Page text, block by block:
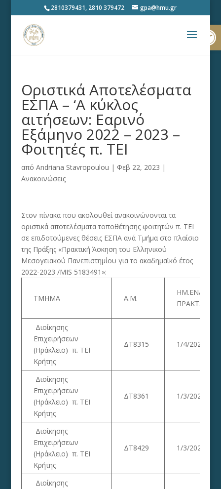
2810379431, 2810 379472 gpa@hmu.gr
Οριστικά Αποτελέσματα
ΕΣΠΑ – ‘Α κύκλος
αιτήσεων: Εαρινό
Εξάμηνο 2022 – 2023 –
Φοιτητές π. ΤΕΙ
από Andriana Stavropoulou | Φεβ 22, 2023 |
Ανακοινώσεις
Στον πίνακα που ακολουθεί ανακοινώνονται τα
οριστικά αποτελέσματα τοποθέτησης φοιτητών π. ΤΕΙ
σε επιδοτούμενες θέσεις ΕΣΠΑ ανά Τμήμα στο πλαίσιο
της Πράξης «Πρακτική Άσκηση του Ελληνικού
Μεσογειακού Πανεπιστημίου για το ακαδημαϊκό έτος
2022-2023 /MIS 5183491»:
ΤΜΗΜΑ Α.Μ.
ΗΜ.ΕΝΑΡ.
ΠΡΑΚΤ.
Διοίκησης
Επιχειρήσεων
(Ηράκλειο) π. ΤΕΙ
Κρήτης
ΔΤ8315 1/4/2023
Διοίκησης
Επιχειρήσεων
(Ηράκλειο) π. ΤΕΙ
Κρήτης
ΔΤ8361 1/3/2023
Διοίκησης
Επιχειρήσεων
(Ηράκλειο) π. ΤΕΙ
Κρήτης
ΔΤ8429 1/3/2023
Διοίκησης